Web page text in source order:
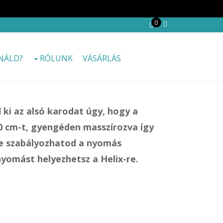
0
RÓLUNK VÁSÁRLÁS
az alsó karodat úgy, hogy a
t, gyengéden masszírozva így
a nyomás
helyezhetsz a Helix-re.